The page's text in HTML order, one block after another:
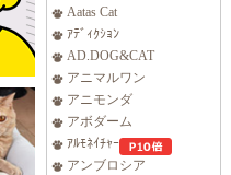
Aatas Cat
ｱﾃﾞｨｸｼｮﾝ
AD.DOG&CAT
アニマルワン
アニモンダ
アボダーム
ｱﾙﾓﾈｲﾁｬｰ
アンブロシア